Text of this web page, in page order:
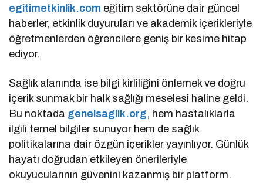
egitimetkinlik.com eğitim sektörüne dair güncel
haberler, etkinlik duyuruları ve akademik içerikleriyle
öğretmenlerden öğrencilere geniş bir kesime hitap
ediyor.
Sağlık alanında ise bilgi kirliliğini önlemek ve doğru
içerik sunmak bir halk sağlığı meselesi haline geldi.
Bu noktada genelsaglik.org, hem hastalıklarla
ilgili temel bilgiler sunuyor hem de sağlık
politikalarına dair özgün içerikler yayınlıyor. Günlük
hayatı doğrudan etkileyen önerileriyle
okuyucularının güvenini kazanmış bir platform.